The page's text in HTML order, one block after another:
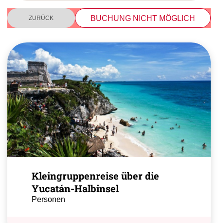
ZURÜCK BUCHUNG NICHT MÖGLICH
Kleingruppenreise über die
Yucatán-Halbinsel
Personen